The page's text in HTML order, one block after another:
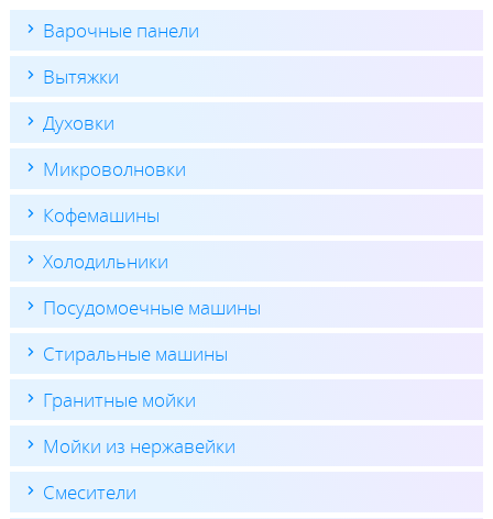
Варочные панели
Вытяжки
Духовки
Микроволновки
Кофемашины
Холодильники
Посудомоечные машины
Стиральные машины
Гранитные мойки
Мойки из нержавейки
Смесители